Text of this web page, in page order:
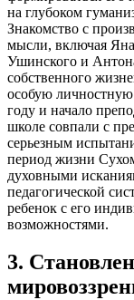
на глубоком
Знакомство с
мысли, включая
Ушинского и
собственного
особую личностную
году и начало
школе совпали с
серьезным
период жизни
духовными
педагогической
ребенок с его
возможностями.
3.